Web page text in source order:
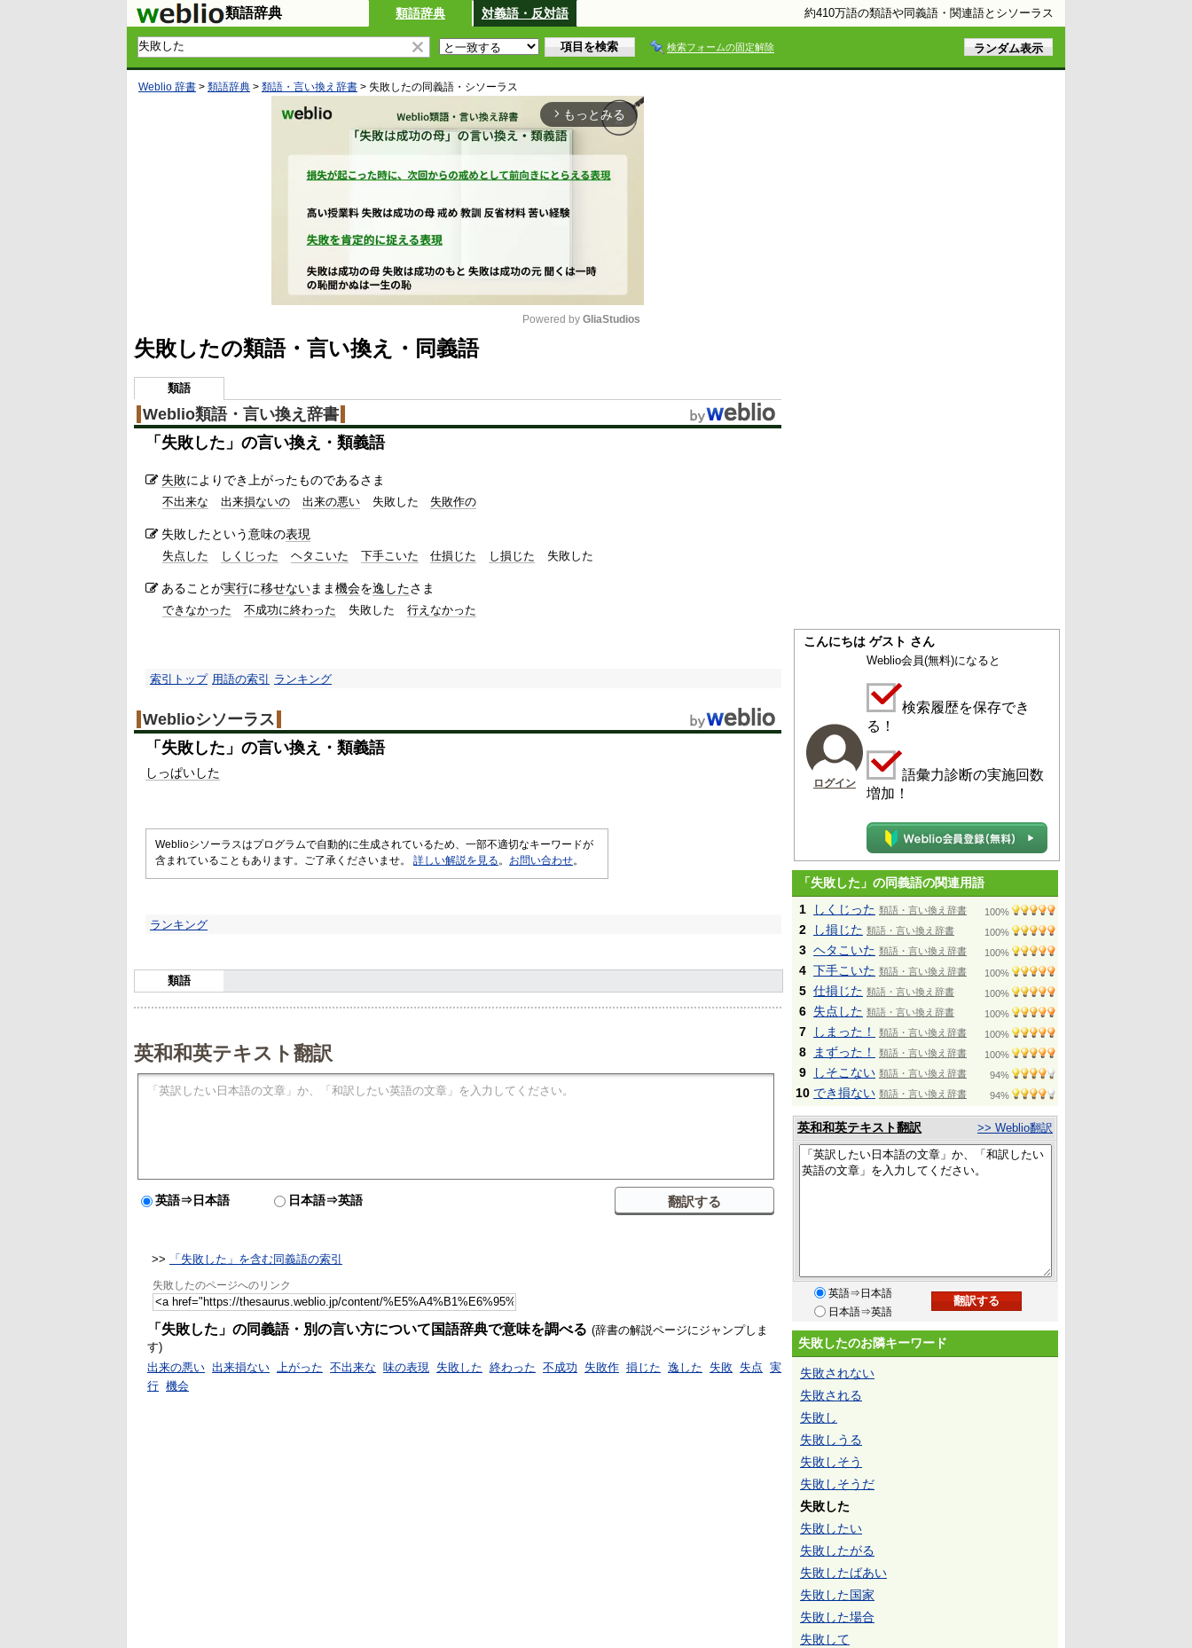
類語辞典 類語辞典 対義語・反対語 約410万語の類語や同義語・関連語とシソーラス
検索フォームの固定解除
Weblio 辞書 > 類語辞典 > 類語・言い換え辞書 > 失敗したの同義語・シソーラス
arrow_forward_ios もっとみる
Powered by GliaStudios
失敗したの類語・言い換え・同義語
類語
Weblio類語・言い換え辞書
「 失敗した 」の言い換え・類義語
失敗によりでき上がったものであるさま
不出来な 出来損ないの 出来の悪い 失敗した 失敗作の
失敗したという意味の表現
失点した しくじった ヘタこいた 下手こいた 仕損じた し損じた 失敗した
あることが実行に移せないまま機会を逸したさま
できなかった 不成功に終わった 失敗した 行えなかった
索引トップ 用語の索引 ランキング
Weblioシソーラス
「 失敗した 」の言い換え・類義語
しっぱいした
Weblioシソーラスはプログラムで自動的に生成されているため、一部不適切なキーワードが
含まれていることもあります。ご了承くださいませ。 詳しい解説を見る 。 お問い合わせ。
ランキング
類語
英和和英テキスト翻訳
英語⇒日本語 日本語⇒英語
>> 「失敗した」を含む同義語の索引
失敗したのページへのリンク
「失敗した」の同義語・別の言い方について国語辞典で意味を調べる (辞書の解説ページにジャンプしま
す)
出来の悪い 出来損ない 上がった 不出来な 味の表現 失敗した 終わった 不成功 失敗作 損じた 逸した 失敗 失点 実
行 機会
こんにちは ゲスト さん
ログイン
Weblio会員(無料)になると
検索履歴を保存でき
る！
語彙力診断の実施回数
増加！
「失敗した」の同義語の関連用語
1
しくじった 類語・言い換え辞書 100%
2 し損じた 類語・言い換え辞書 100%
3 ヘタこいた 類語・言い換え辞書 100%
4 下手こいた 類語・言い換え辞書 100%
5 仕損じた 類語・言い換え辞書 100%
6 失点した 類語・言い換え辞書 100%
7 しまった！ 類語・言い換え辞書 100%
8 まずった！ 類語・言い換え辞書 100%
9 しそこない 類語・言い換え辞書 94%
10 でき損ない 類語・言い換え辞書 94%
英和和英テキスト翻訳 >> Weblio翻訳
英語⇒日本語
日本語⇒英語
失敗したのお隣キーワード
失敗されない
失敗される
失敗し
失敗しうる
失敗しそう
失敗しそうだ
失敗した
失敗したい
失敗したがる
失敗したばあい
失敗した国家
失敗した場合
失敗して